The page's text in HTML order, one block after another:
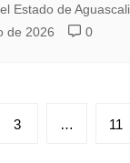
Estado de
de 2026
0
3 … 11